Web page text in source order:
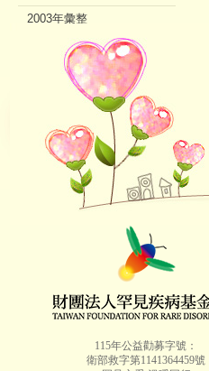
2003年彙整
2002年彙整
115年公益勸募字號：
衛部救字第1141364459號